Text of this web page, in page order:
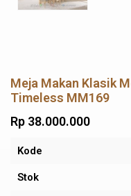
Meja Makan Klasik
Timeless MM169
Rp 38.000.000
Kode
Stok